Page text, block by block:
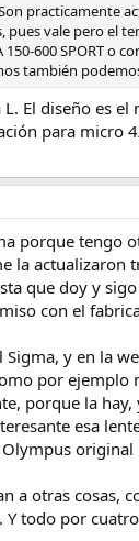
practicamente
vale pero el
600 SPORT o
también
El diseño es
para micro
porque tengo
la actualizaron
que doy y
con el
y en la
por
porque la
esa
a otras cosas,
todo por